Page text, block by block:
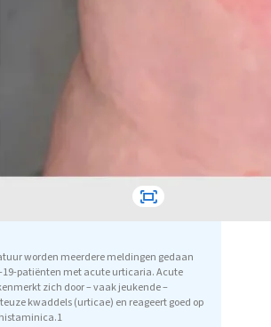
worden meerdere meldingen gedaan
patiënten met acute urticaria. Acute
zich door – vaak jeukende –
kwaddels (urticae) en reageert goed op